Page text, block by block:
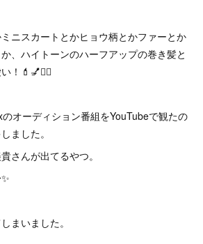
ニスカートとかヒョウ柄とかファーとか
、ハイトーンのハーフアップの巻き髪と
！💄💅💇‍♀️
オーディション番組をYouTubeで観たの
ました。
さんが出てるやつ。
まいました。